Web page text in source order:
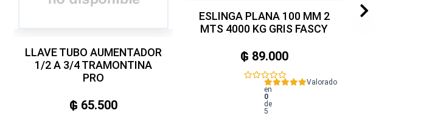
LLAVE TUBO AUMENTADOR
1/2 A 3/4 TRAMONTINA
PRO
₲ 65.500
ESLINGA PLANA 100 MM 2
MTS 4000 KG GRIS FASCY
₲ 89.000
Valorado
en
0
de
5